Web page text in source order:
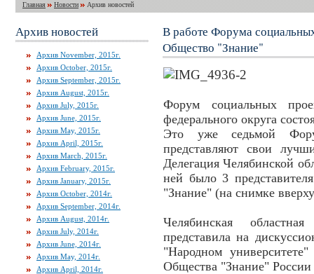
Главная Новости Архив новостей
Архив новостей
Архив November, 2015г.
Архив October, 2015г.
Архив September, 2015г.
Архив August, 2015г.
Архив July, 2015г.
Архив June, 2015г.
Архив May, 2015г.
Архив April, 2015г.
Архив March, 2015г.
Архив February, 2015г.
Архив January, 2015г.
Архив October, 2014г.
Архив September, 2014г.
Архив August, 2014г.
Архив July, 2014г.
Архив June, 2014г.
Архив May, 2014г.
Архив April, 2014г.
В работе Форума
Общество "Знание"
Форум социальных
федерального округа
Это уже седьмой
представляют свои
Делегация Челябинской
ней было 3
"Знание" (на снимке
Челябинская
представила на
"Народном
Общества "Знание"